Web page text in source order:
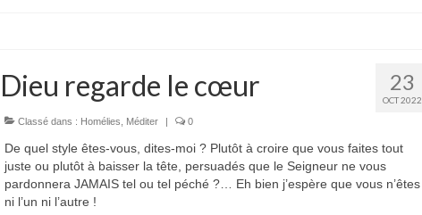
23
OCT 2022
Dieu regarde le cœur
Classé dans : Homélies Méditer | 0
De quel style êtes-vous, dites-moi ? Plutôt à croire que vous faites tout
juste ou plutôt à baisser la tête, persuadés que le Seigneur ne vous
pardonnera JAMAIS tel ou tel péché ?… Eh bien j’espère que vous n’êtes
ni l’un ni l’autre !